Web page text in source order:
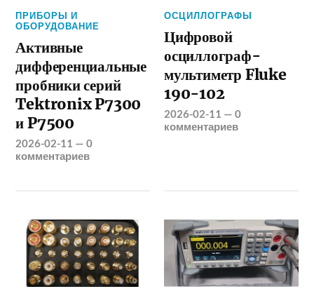
ПРИБОРЫ И
ОБОРУДОВАНИЕ
Активные
дифференциальные
пробники серий
Tektronix P7300
и P7500
2026-02-11 —0
комментариев
ОСЦИЛЛОГРАФЫ
Цифровой
осциллограф-
мультиметр Fluke
190-102
2026-02-11 —0
комментариев